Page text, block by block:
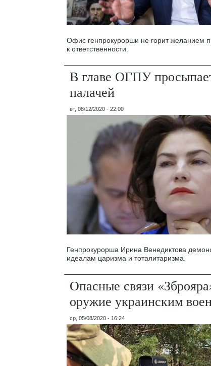
Офис генпрокурорши не горит желанием
к ответственности.
В главе ОГПУ
палачей
вт, 08/12/2020 - 22:00
Генпрокурорша Ирина Венедиктова
идеалам царизма и тоталитаризма.
Опасные связи
оружие украинским
ср, 05/08/2020 - 16:24